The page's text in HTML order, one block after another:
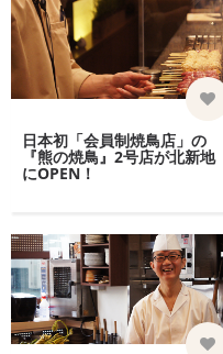
日本初「会員制焼鳥店」の
『熊の焼鳥』2号店が北新地
にOPEN！